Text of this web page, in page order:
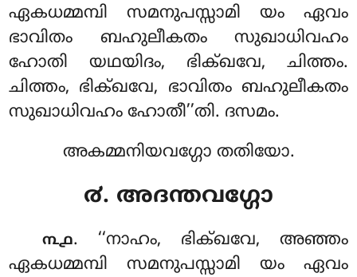
ഏകധമ്മമ്പി സമനുപസ്സാമി യം ഏവം
ഭാവിതം ബഹുലീകതം സുഖാധിവഹം
ഹോതി യഥയിദം, ഭിക്ഖവേ, ചിത്തം.
ചിത്തം, ഭിക്ഖവേ, ഭാവിതം ബഹുലീകതം
സുഖാധിവഹം ഹോതീ’’തി. ദസമം.
അകമ്മനിയവഗ്ഗോ തതിയോ.
൪. അദന്തവഗ്ഗോ
൩൧. ‘‘നാഹം, ഭിക്ഖവേ, അഞ്ഞം
ഏകധമ്മമ്പി സമനുപസ്സാമി യം ഏവം